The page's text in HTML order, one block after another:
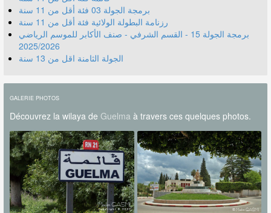
برمجة الجولة 03 فئة أقل من 11 سنة
رزنامة البطولة الولائية فئة أقل من 11 سنة
برمجة الجولة 15 - القسم الشرفي - صنف الأكابر للموسم الرياضي
2025/2026
الجولة الثامنة اقل من 13 سنة
GALERIE PHOTOS
Découvrez la wilaya de Guelma à travers ces quelques photos.